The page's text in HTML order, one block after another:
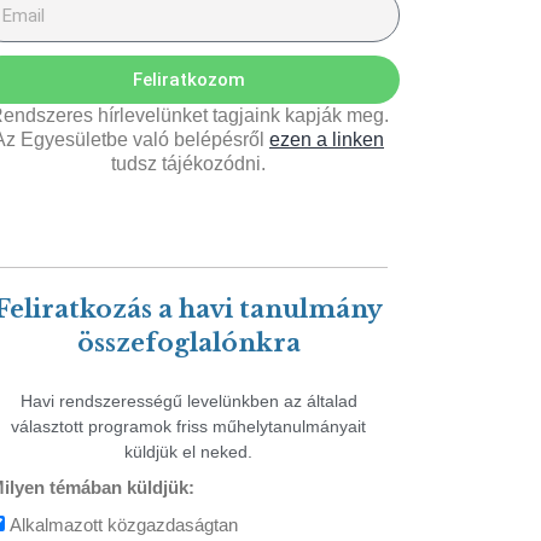
Feliratkozom
hírlevelünket tagjaink kapják meg.
Egyesületbe való belépésről ezen a linken
tudsz tájékozódni.
a havi tanulmány
összefoglalónkra
Havi rendszerességű levelünkben az általad
választott programok friss műhelytanulmányait
küldjük el neked.
témában küldjük:
Alkalmazott közgazdaságtan